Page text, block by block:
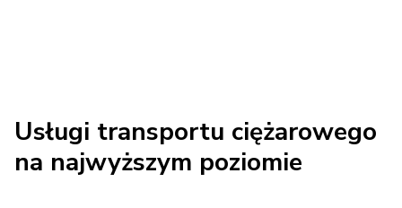
Usługi transportu ciężarowego
na najwyższym poziomie